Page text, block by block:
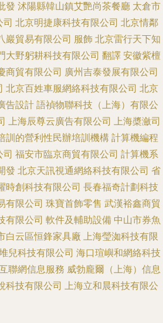
發 沭陽縣韓山鎮艾艷尚茶餐廳 太倉市
司 北京明捷康科技有限公司 北京情鄰
巖貿易有限公司 服飾 北京雷行天下知
大野躬耕科技有限公司 翻譯 安徽紫檀
商貿有限公司 廣州吉泰發展有限公司
北京百姓車服網絡科技有限公司 北京
告設計 語禎物聯科技（上海）有限公
上海辰尊云廣告有限公司 上海槳瀲司
訓的營利性民辦培訓機構 計算機編程
司 福安市臨京商貿有限公司 計算機系
發 北京天訊視通網絡科技有限公司 省
時創科技有限公司 長春福奇計劃科技
有限公司 珠寶首飾零售 武漢裕鑫商貿
有限公司 軟件及輔助設備 中山市券魚
白云區恒鋒家具廠 上海瑩洳科技有限
兒科技有限公司 海口瑄嶼和網絡科技
聯網信息服務 威勃龐爾（上海）信息
科技有限公司 上海立和晨科技有限公